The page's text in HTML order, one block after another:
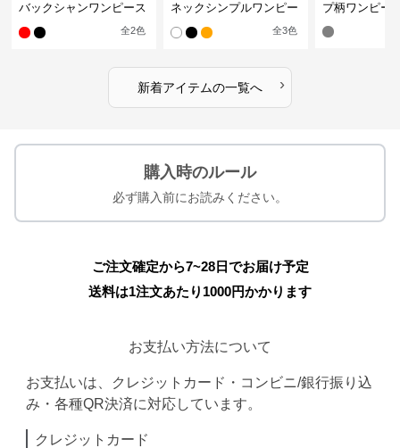
バックシャンワンピース
全2色
ネックシンプルワンピー
全3色
プ柄ワンピー
新着アイテムの一覧へ ›
購入時のルール
必ず購入前にお読みください。
ご注文確定から7~28日でお届け予定
送料は1注文あたり 1000円かかります
お支払い方法について
お支払いは、クレジットカード・コンビニ/銀行振り込
み・各種QR決済に対応しています。
クレジットカード